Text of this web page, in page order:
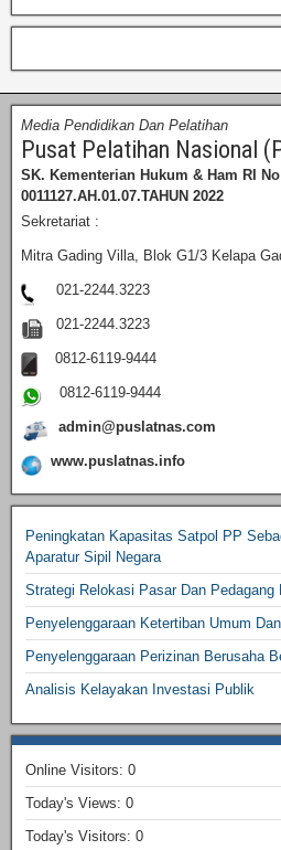
Media Pendidikan Dan Pelatihan
Pusat Pelatihan Nasional
SK. Kementerian Hukum & Ham RI
0011127.AH.01.07.TAHUN 2022
Sekretariat :
Mitra Gading Villa, Blok G1/3 Kelapa
021-2244.3223
021-2244.3223
0812-6119-9444
0812-6119-9444
admin@puslatnas.com
www.puslatnas.info
Peningkatan Kapasitas Satpol PP
Aparatur Sipil Negara
Strategi Relokasi Pasar Dan Pedagang
Penyelenggaraan Ketertiban Umum
Penyelenggaraan Perizinan Berusaha
Analisis Kelayakan Investasi Publik
Online Visitors: 0
Today's Views: 0
Today's Visitors: 0